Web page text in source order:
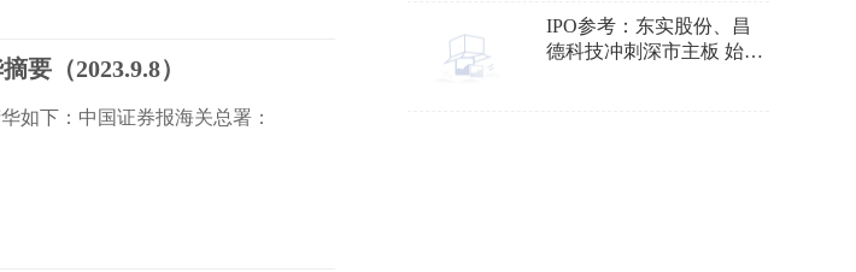
要（2023.9.8）
如下：中国证券报海关总署：
IPO参考：东实股份、昌
德科技冲刺深市主板 始祖